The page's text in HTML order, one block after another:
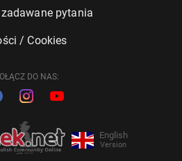
pytania
/ Cookies
DO NAS:
English
Version